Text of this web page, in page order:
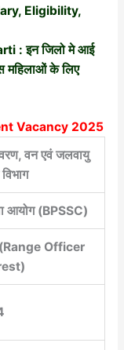
Eligibility,
: इन जिलो मे आई
महिलाओं के लिए
Vacancy 2025
वन एवं जलवायु
आयोग (BPSSC)
(Range Officer